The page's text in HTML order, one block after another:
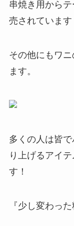
串焼き用から
売されています
その他にもワ
ます。
多くの人は皆
り上げるアイ
す！
『少し変わっ